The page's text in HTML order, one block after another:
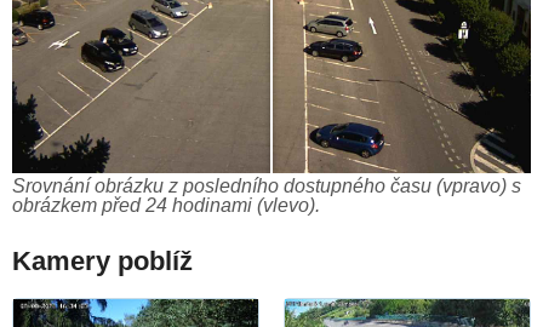
Srovnání obrázku z posledního dostupného času (vpravo) s
obrázkem před 24 hodinami (vlevo).
Kamery poblíž